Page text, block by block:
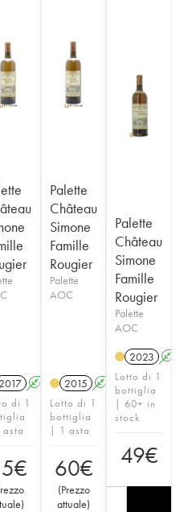
2017 A
di 1
€
)
Palette
Château
Simone
Famille
Rougier
Palette
AOC
2015 A
Lotto di 1
bottiglia
| 1 asta
60€
(Prezzo
attuale)
Palette
Château
Simone
Famille
Rougier
Palette
AOC
2023 A
Lotto di 1
bottiglia
| 60+ in
stock
49€